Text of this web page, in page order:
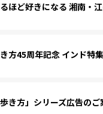
ほど好きになる 湘南・
方45周年記念 インド特集
歩き方」シリーズ広告のご